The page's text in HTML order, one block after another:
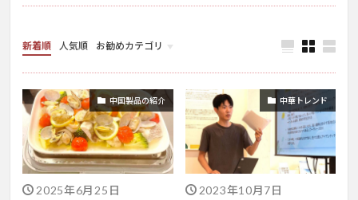
新着順 人気順 お勧めカテゴリ
お店情報
中国製品の紹介
2025年6月25日
中華トレンド
2023年10月7日